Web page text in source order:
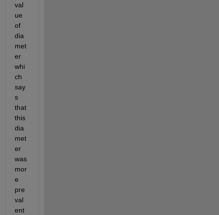
val
ue
of
dia
met
er
whi
ch
say
s
that
this
dia
met
er
was
mor
e
pre
val
ent